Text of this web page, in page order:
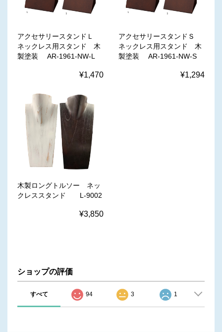
アクセサリースタンドＬ
ネックレス用スタンド 木
製塗装 AR-1961-NW-L
¥1,470
アクセサリースタンドＳ
ネックレス用スタンド 木
製塗装 AR-1961-NW-S
¥1,294
木製ロングトルソー ネッ
クレススタンド L-9002
¥3,850
ショップの評価
すべて 94 3 1